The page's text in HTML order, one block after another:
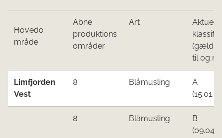
Hoved​o​​
mråde
Åbne​​
produktions​
o​mrå​der
Art
Aktuel
til og
Limfjorden
Vest​​​
8 Blåmusling
A
8 Blåmusling
B